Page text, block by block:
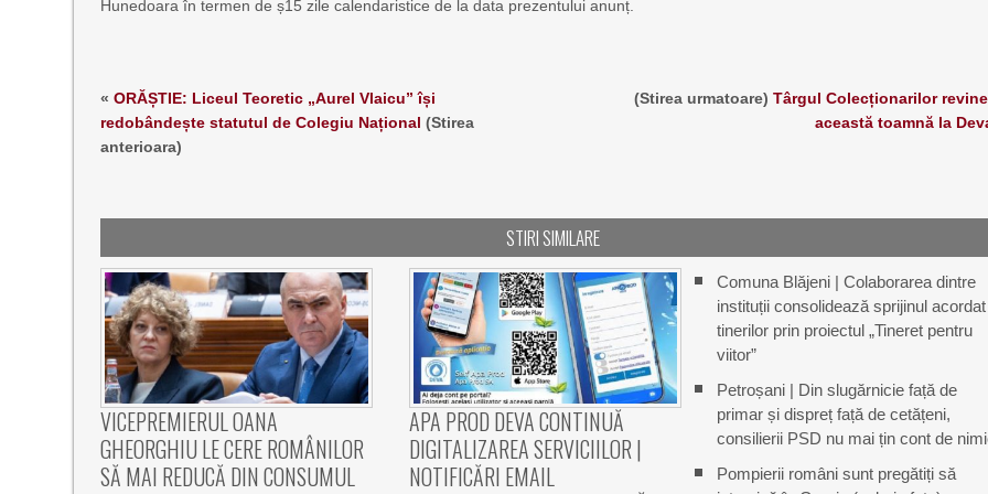
Hunedoara în termen de ș15 zile calendaristice de la data prezentului anunț.
«ORĂȘTIE: Liceul Teoretic „Aurel Vlaicu” își
redobândește statutul de Colegiu Național (Stirea
anterioara)
(Stirea urmatoare) Târgul Colecționarilor
această toamnă la
STIRI SIMILARE
VICEPREMIERUL OANA
GHEORGHIU LE CERE ROMÂNILOR
SĂ MAI REDUCĂ DIN CONSUMUL
APA PROD DEVA CONTINUĂ
DIGITALIZAREA SERVICIILOR |
NOTIFICĂRI EMAIL
Comuna Blăjeni | Colaborarea dintre
instituții consolidează sprijinul acordat
tinerilor prin proiectul „Tineret pentru
viitor”
Petroșani | Din slugărnicie față de
primar și dispreț față de cetățeni,
consilierii PSD nu mai țin cont de
Pompierii români sunt pregătiți să